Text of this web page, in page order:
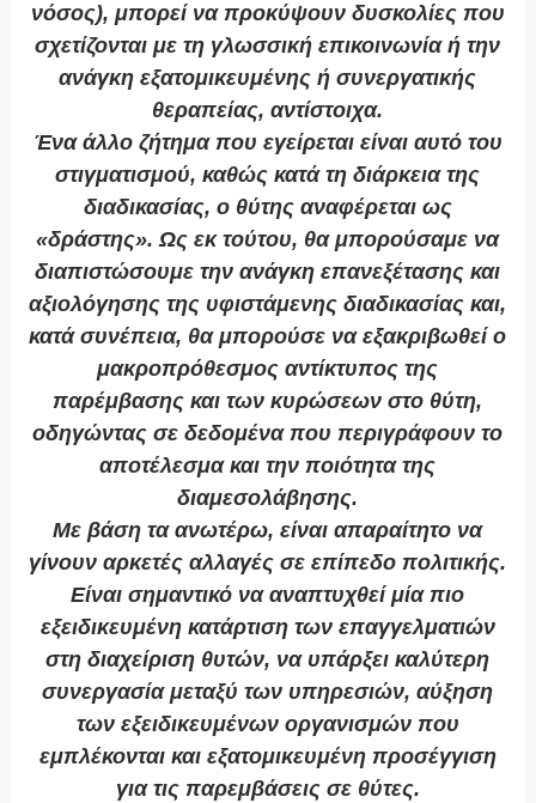
νόσος), μπορεί να προκύψουν δυσκολίες που
σχετίζονται με τη γλωσσική επικοινωνία ή την
ανάγκη εξατομικευμένης ή συνεργατικής
θεραπείας, αντίστοιχα.
Ένα άλλο ζήτημα που εγείρεται είναι αυτό του
στιγματισμού, καθώς κατά τη διάρκεια της
διαδικασίας, ο θύτης αναφέρεται ως
«δράστης». Ως εκ τούτου, θα μπορούσαμε να
διαπιστώσουμε την ανάγκη επανεξέτασης και
αξιολόγησης της υφιστάμενης διαδικασίας και,
κατά συνέπεια, θα μπορούσε να εξακριβωθεί ο
μακροπρόθεσμος αντίκτυπος της
παρέμβασης και των κυρώσεων στο θύτη,
οδηγώντας σε δεδομένα που περιγράφουν το
αποτέλεσμα και την ποιότητα της
διαμεσολάβησης.
Με βάση τα ανωτέρω, είναι απαραίτητο να
γίνουν αρκετές αλλαγές σε επίπεδο πολιτικής.
Είναι σημαντικό να αναπτυχθεί μία πιο
εξειδικευμένη κατάρτιση των επαγγελματιών
στη διαχείριση θυτών, να υπάρξει καλύτερη
συνεργασία μεταξύ των υπηρεσιών, αύξηση
των εξειδικευμένων οργανισμών που
εμπλέκονται και εξατομικευμένη προσέγγιση
για τις παρεμβάσεις σε θύτες.